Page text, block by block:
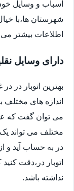
اسباب و وسایل
شهرستان ها،با
اطلاعات بیشتر می
دارای وسایل
بهترین اتوبار در
می توان گفت که
مختلف می تواند
در به حساب آید و
اتوبار در،دقت
نداشته باشد.